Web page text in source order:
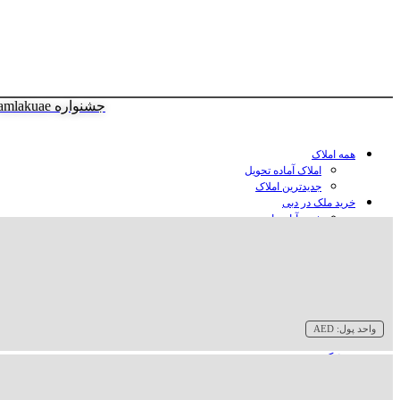
جشنواره amlakuae
همه املاک
املاک آماده تحویل
جدیدترین املاک
خرید ملک در دبی
خرید آپارتمان در دبی
واحد پول: AED